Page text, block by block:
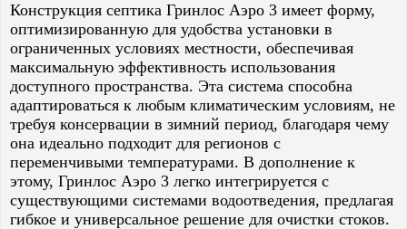
Конструкция септика Гринлос Аэро 3 имеет форму,
оптимизированную для удобства установки в
ограниченных условиях местности, обеспечивая
максимальную эффективность использования
доступного пространства. Эта система способна
адаптироваться к любым климатическим условиям, не
требуя консервации в зимний период, благодаря чему
она идеально подходит для регионов с
переменчивыми температурами. В дополнение к
этому, Гринлос Аэро 3 легко интегрируется с
существующими системами водоотведения, предлагая
гибкое и универсальное решение для очистки стоков.